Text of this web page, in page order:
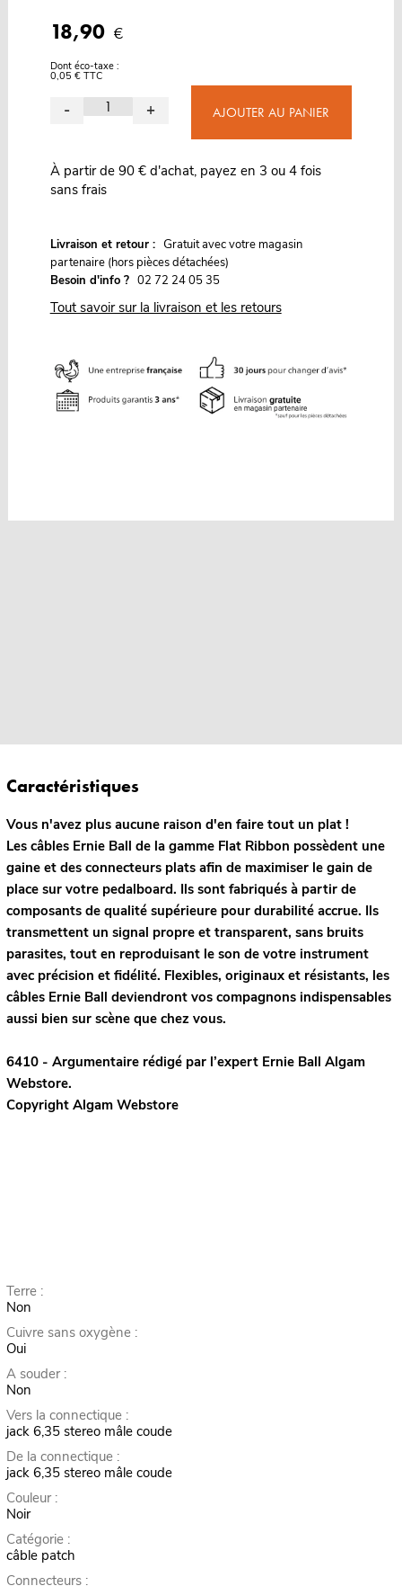
18,90 €
Dont éco-taxe :
0,05 € TTC
- + AJOUTER AU PANIER
À partir de 90 € d'achat, payez en 3 ou 4 fois
sans frais
Livraison et retour : Gratuit avec votre magasin
partenaire (hors pièces détachées)
Besoin d'info ? 02 72 24 05 35
Tout savoir sur la livraison et les retours
Caractéristiques
Vous n'avez plus aucune raison d'en faire tout un plat !
Les câbles Ernie Ball de la gamme Flat Ribbon possèdent une
gaine et des connecteurs plats afin de maximiser le gain de
place sur votre pedalboard. Ils sont fabriqués à partir de
composants de qualité supérieure pour durabilité accrue. Ils
transmettent un signal propre et transparent, sans bruits
parasites, tout en reproduisant le son de votre instrument
avec précision et fidélité. Flexibles, originaux et résistants, les
câbles Ernie Ball deviendront vos compagnons indispensables
aussi bien sur scène que chez vous.
6410 - Argumentaire rédigé par l’expert Ernie Ball Algam
Webstore.
Copyright Algam Webstore
Terre :
Non
Cuivre sans oxygène :
Oui
A souder :
Non
Vers la connectique :
jack 6,35 stereo mâle coude
De la connectique :
jack 6,35 stereo mâle coude
Couleur :
Noir
Catégorie :
câble patch
Connecteurs :